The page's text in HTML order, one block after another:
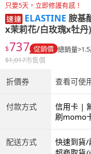
只要5天，立即修護有感！
ELASTINE 胺基
x茉莉花/白玫瑰x牡丹)
$737 促銷價 總銷量
$1,017市售價
折價券 查看可使
付款方式
信用卡 |
ATM | 銀
刷momo
配送方式 快速到貨/